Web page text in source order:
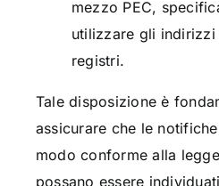
mezzo PEC,
utilizzare gli
registri.
Tale disposizione è
assicurare che le
modo conforme alla
possano essere